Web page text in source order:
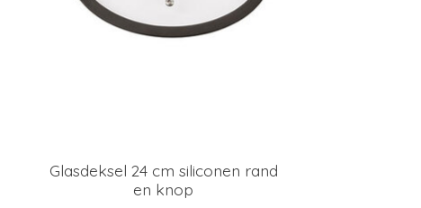
Glasdeksel 24 cm siliconen rand
en knop